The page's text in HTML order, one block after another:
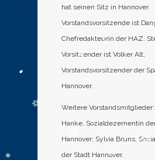
hat seinen Sitz in Hannover.
Vorstandsvorsitzende ist
Chefredakteurin der HAZ.
Vorsitzender ist Volker Alt,
Vorstandsvorsitzender der
Hannover.
Weitere Vorstandsmitglieder:
Hanke, Sozialdezernentin
Hannover; Sylvia Bruns,
der Stadt Hannover.